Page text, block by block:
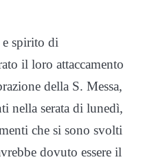
e spirito di
il loro attaccamento
della S. Messa,
nella serata di lunedì,
che si sono svolti
dovuto essere il